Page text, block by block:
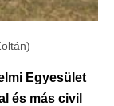
Egyesület
és más civil